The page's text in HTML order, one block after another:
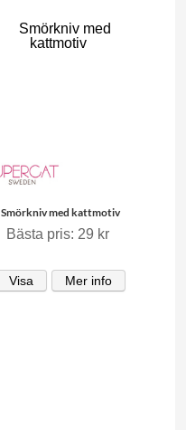
Smörkniv med kattmotiv
Bästa pris: 29 kr
Visa Mer info